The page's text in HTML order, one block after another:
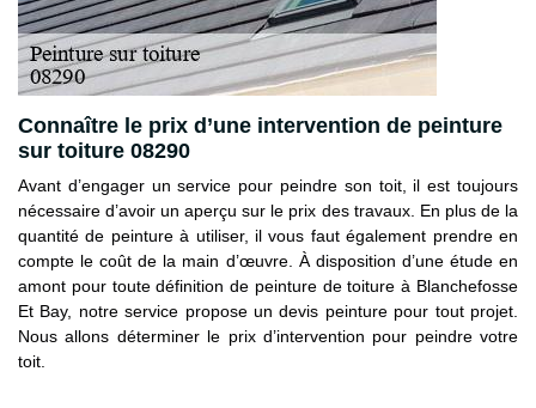
Connaître le prix d’une intervention de peinture
sur toiture 08290
Avant d’engager un service pour peindre son toit, il est toujours
nécessaire d’avoir un aperçu sur le prix des travaux. En plus de la
quantité de peinture à utiliser, il vous faut également prendre en
compte le coût de la main d’œuvre. À disposition d’une étude en
amont pour toute définition de peinture de toiture à Blanchefosse
Et Bay, notre service propose un devis peinture pour tout projet.
Nous allons déterminer le prix d’intervention pour peindre votre
toit.